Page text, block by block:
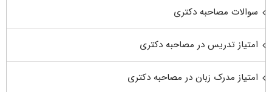
سوالات مصاحبه دکتری
امتیاز تدریس در مصاحبه دکتری
امتیاز مدرک زبان در مصاحبه دکتری